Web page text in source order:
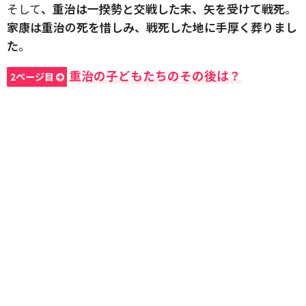
そして、重治は一揆勢と交戦した末、矢を受けて戦死。
家康は重治の死を惜しみ、戦死した地に手厚く葬りまし
た。
2ページ目 重治の子どもたちのその後は？